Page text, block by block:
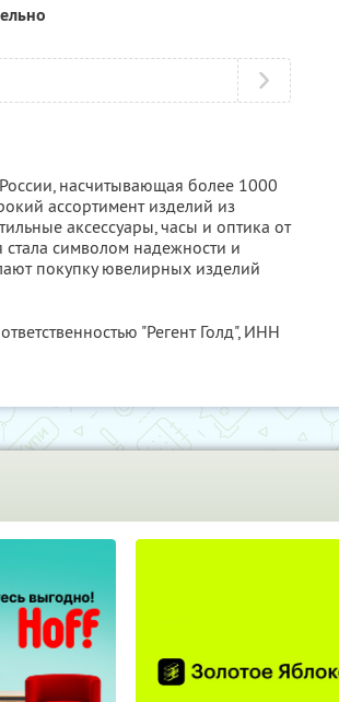
насчитывающая более 1000
ассортимент изделий из
аксессуары, часы и оптика от
символом надежности и
покупку ювелирных изделий
"Регент Голд", ИНН